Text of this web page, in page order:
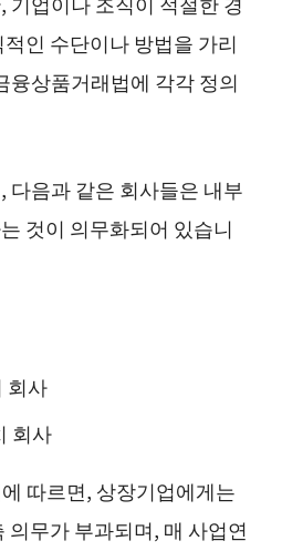
인 수단이나 방법을 가리
융상품거래법에 각각 정의
다음과 같은 회사들은 내부
것이 의무화되어 있습니
회사
회사
따르면, 상장기업에게는
의무가 부과되며, 매 사업연